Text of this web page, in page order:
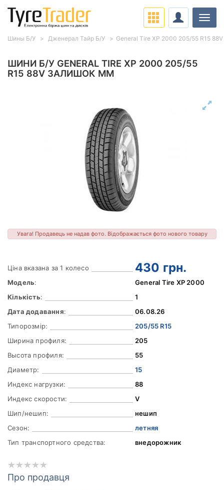
ШИНИ Б/У GENERAL TIRE XP 2000 205/55
R15 88V ЗАЛИШОК ММ
Увага! Продавець не надав фото. Відображається фото нового товару
Ціна вказана за 1 колесо 430 грн.
Модель:
General Tire XP 2000
Кількість:
1
Дата додавання:
06.08.26
Типорозмір:
205/55 R15
Ширина профиля:
205
Высота профиля:
55
Диаметр:
15
Индекс нагрузки:
88
Индекс скорости:
V
Шип/нешип:
нешип
Сезон:
летняя
Тип транспортного средства:
внедорожник
Про продавця
Шины Б/У Дженерал Тайр Б/У General Tire XP 2000 205/55 R15 88V